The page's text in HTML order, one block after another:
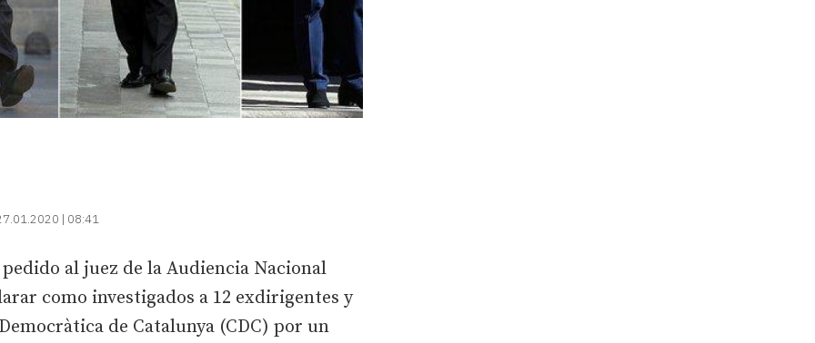
| 08:41
al juez de la Audiencia Nacional
como investigados a 12 exdirigentes y
de Catalunya (CDC) por un